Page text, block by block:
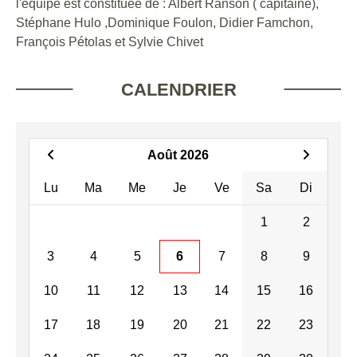
l'équipe est constituée de : Albert Ranson ( capitaine),
Stéphane Hulo ,Dominique Foulon, Didier Famchon,
François Pétolas et Sylvie Chivet
CALENDRIER
Août 2026
Lu Ma Me Je Ve Sa Di
1 2
3 4 5 6 7 8 9
10 11 12 13 14 15 16
17 18 19 20 21 22 23